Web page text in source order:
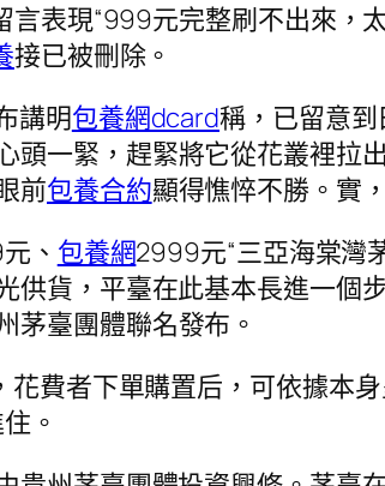
言表現“999元完整刷不出來，
接已被刪除。
講明包養網dcard稱，已留意
頭一緊，趕緊將它從花叢裡拉
前包養合約顯得憔悴不勝。實
、 包養網2999元“三亞海棠灣
供貨，平臺在此基本長進一個
茅臺團體聯名發布。
花費者下單購置后，可依據本
。